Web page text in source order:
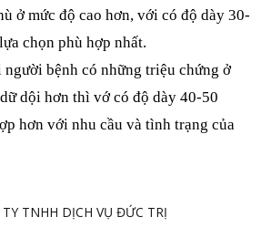
ở mức độ cao hơn, với có độ dày 30-
chọn phù hợp nhất.
người bệnh có những triệu chứng ở
dội hơn thì vớ có độ dày 40-50
hơn với nhu cầu và tình trạng của